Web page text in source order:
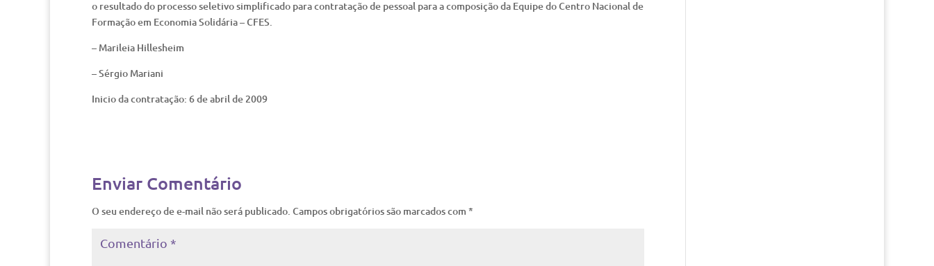
o resultado do processo seletivo simplificado para contratação de pessoal para a composição da Equipe do Centro Nacional de
Formação em Economia Solidária – CFES.
– Marileia Hillesheim
– Sérgio Mariani
Inicio da contratação: 6 de abril de 2009
Enviar Comentário
O seu endereço de e-mail não será publicado. Campos obrigatórios são marcados com *